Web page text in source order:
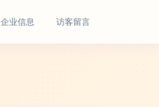
企业信息 访客留言